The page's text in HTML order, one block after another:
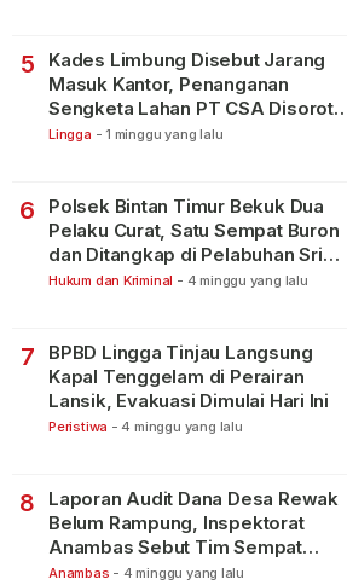
5
Kades Limbung Disebut Jarang
Masuk Kantor, Penanganan
Sengketa Lahan PT CSA Disorot
Warga
Lingga - 1 minggu yang lalu
6
Polsek Bintan Timur Bekuk Dua
Pelaku Curat, Satu Sempat Buron
dan Ditangkap di Pelabuhan Sri
Bintan Pura
Hukum dan Kriminal - 4 minggu yang lalu
7
BPBD Lingga Tinjau Langsung
Kapal Tenggelam di Perairan
Lansik, Evakuasi Dimulai Hari Ini
Peristiwa - 4 minggu yang lalu
8
Laporan Audit Dana Desa Rewak
Belum Rampung, Inspektorat
Anambas Sebut Tim Sempat
Terbagi Tangani Kasus Lain
Anambas - 4 minggu yang lalu